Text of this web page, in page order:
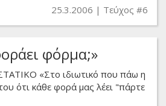
25.3.2006 Τεύχος #6
φόρμα;»
«Στο ιδιωτικό που πάω η
ότι κάθε φορά μας λέει "πάρτε